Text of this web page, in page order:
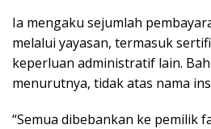
Ia mengaku sejumlah
melalui yayasan, termasuk
keperluan administratif lain.
menurutnya, tidak atas nama
“Semua dibebankan ke pemilik